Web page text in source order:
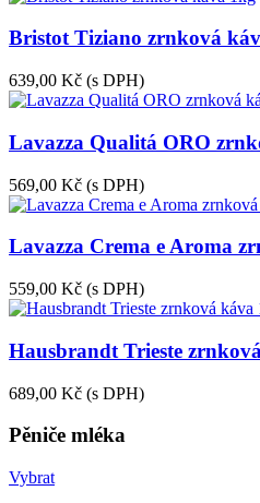
Bristot Tiziano zrnková
639,00 Kč (s DPH)
Lavazza Qualitá ORO
569,00 Kč (s DPH)
Lavazza Crema e Aroma
559,00 Kč (s DPH)
Hausbrandt Trieste
689,00 Kč (s DPH)
Pěniče mléka
Vybrat